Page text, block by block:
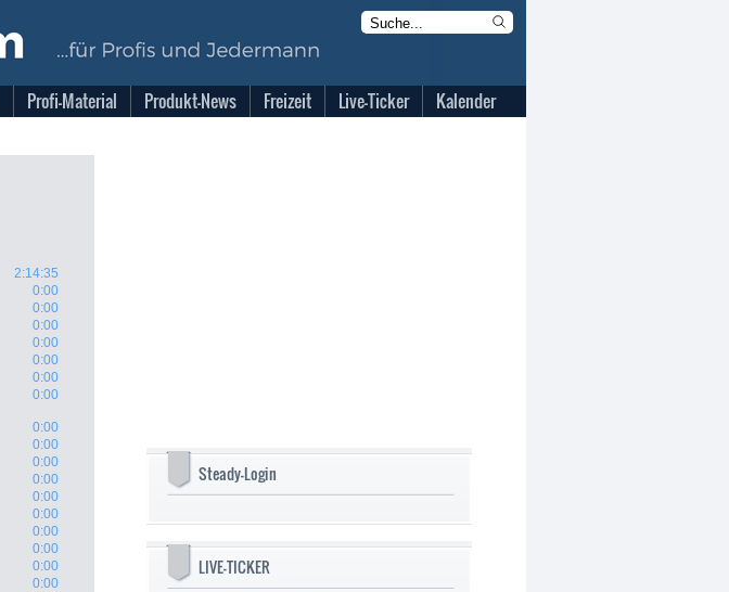
Profi-Material Produkt-News Freizeit Live-Ticker Kalender
2:14:35
0:00
0:00
0:00
0:00
0:00
0:00
0:00
0:00
0:00
0:00
0:00
0:00
0:00
0:00
0:00
0:00
0:00
Steady-Login
LIVE-TICKER